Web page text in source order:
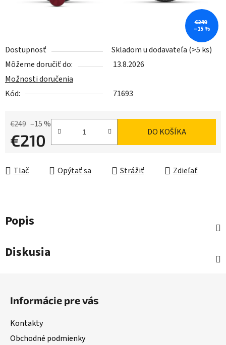
Dostupnosť Skladom u dodavateľa (>5 ks)
Môžeme doručiť do:
13.8.2026
Možnosti doručenia
Kód:
71693
€249 –15 %
€210 DO KOŠÍKA
Tlač Opýtať sa Strážiť Zdieľať
€249
–15 %
Popis
Diskusia
Informácie pre vás
Kontakty
Obchodné podmienky